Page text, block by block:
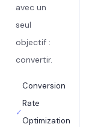
avec un
seul
objectif :
convertir.
✓
Conversion
Rate
Optimization